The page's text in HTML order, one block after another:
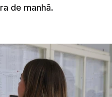
de manhã.